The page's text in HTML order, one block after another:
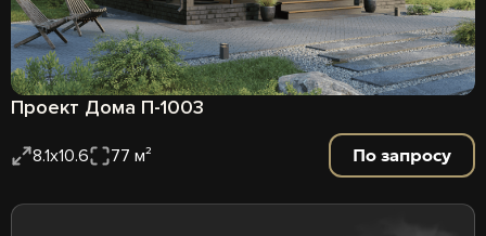
Проект Дома П-1003
8.1х10.6 77 м² По запросу